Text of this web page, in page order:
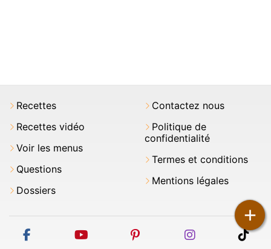
+
Recettes
Recettes vidéo
Voir les menus
Questions
Dossiers
Contactez nous
Politique de
confidentialité
Termes et conditions
Mentions légales
facebook youtube pinterest instagram